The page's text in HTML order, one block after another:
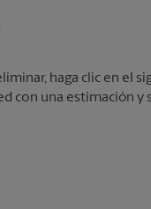
haga clic en el
con una estimación y